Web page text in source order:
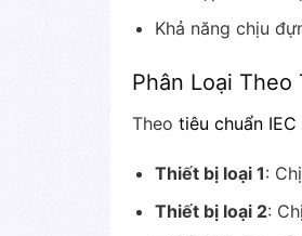
Khả năng chịu
Phân Loại Theo
Theo tiêu chuẩn IEC
Thiết bị loại 1:
Thiết bị loại 2: